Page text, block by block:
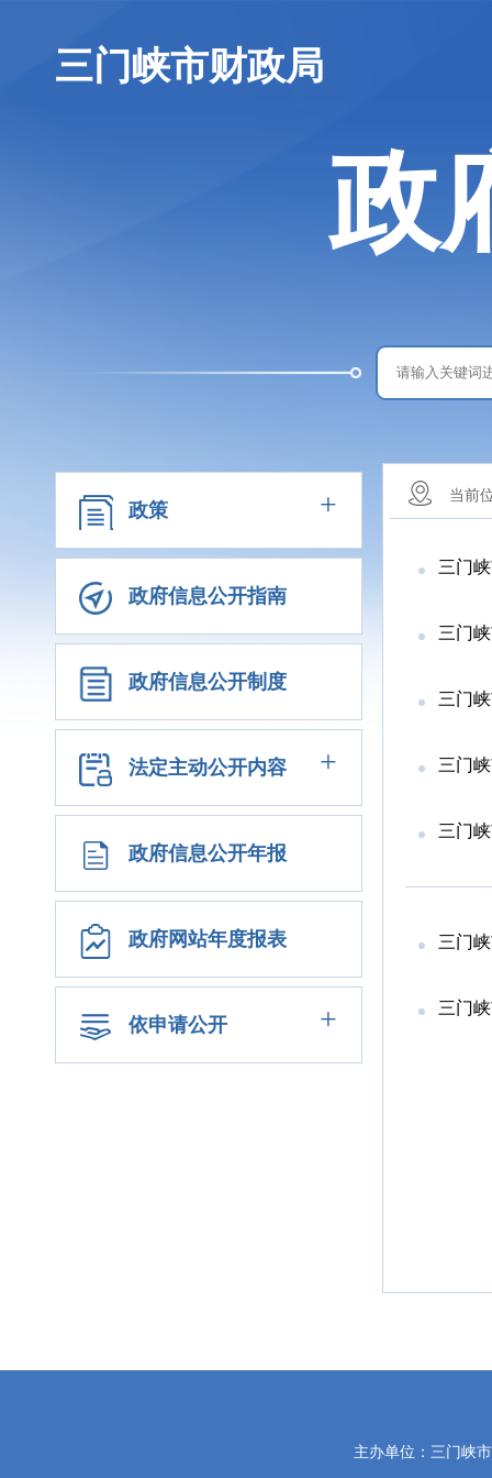
三门峡市财政局
政
政策 +
政府信息公开指南
政府信息公开制度
法定主动公开内容 +
政府信息公开年报
政府网站年度报表
依申请公开 +
当前
三门
三门
三门
三门
三门
三门
三门
主办单位：三门峡